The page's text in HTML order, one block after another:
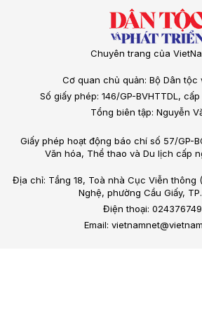
Chuyên trang của
Cơ quan chủ quản: Bộ Dân tộc
Số giấy phép: 146/GP-BVHTTDL,
Tổng biên tập: Nguyễn
Giấy phép hoạt động báo chí số 57/GP-
Văn hóa, Thể thao và Du lịch cấp
Địa chỉ: Tầng 18, Toà nhà Cục Viễn thông
Nghệ, phường Cầu Giấy,
Điện thoại:
Email: